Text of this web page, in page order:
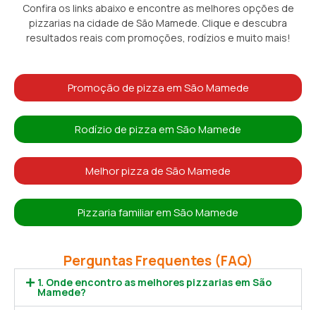
Confira os links abaixo e encontre as melhores opções de
pizzarias na cidade de São Mamede. Clique e descubra
resultados reais com promoções, rodízios e muito mais!
Promoção de pizza em São Mamede
Rodízio de pizza em São Mamede
Melhor pizza de São Mamede
Pizzaria familiar em São Mamede
Perguntas Frequentes (FAQ)
1. Onde encontro as melhores pizzarias em São
Mamede?